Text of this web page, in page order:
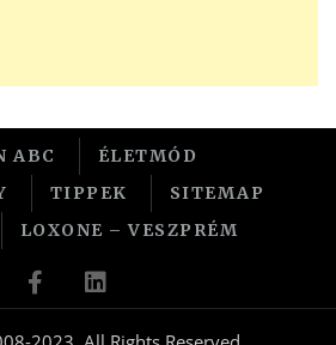
ABC
ÉLETMÓD
TIPPEK
SITEMAP
LOXONE – VESZPRÉM